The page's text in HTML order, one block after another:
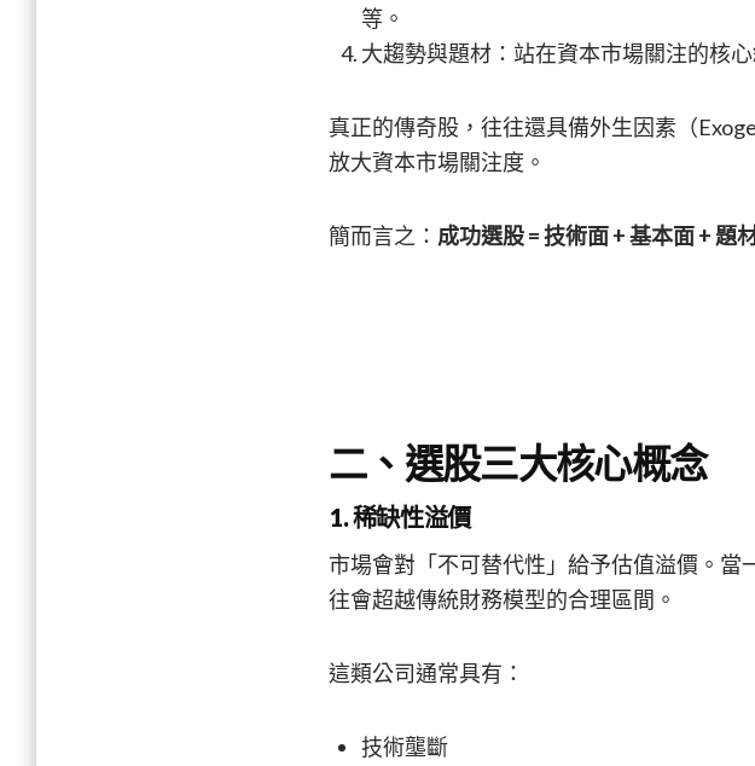
等。
大趨勢與題材：站在資本市場關注的核
真正的傳奇股，往往還具備外生因素（
放大資本市場關注度。
簡而言之： 成功選股 = 技術面 + 基本面 + 題
二、選股三大核心概念
1. 稀缺性溢價
市場會對「不可替代性」給予估值溢價。
往會超越傳統財務模型的合理區間。
這類公司通常具有：
技術壟斷